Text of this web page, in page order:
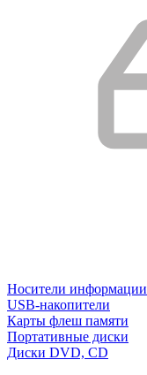
Носители информации
USB-накопители
Карты флеш памяти
Портативные диски
Диски DVD, CD